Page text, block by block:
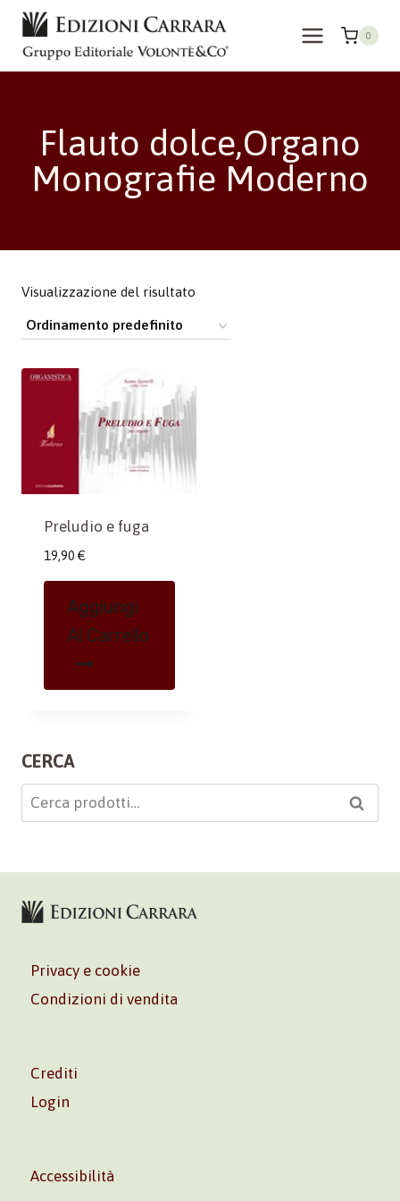
Salta
contenuto
0
Flauto dolce,Organo
Monografie Moderno
Visualizzazione del risultato
Preludio e fuga
19,90 €
Aggiungi
Al Carrello
CERCA
Cerca: Cerca
Privacy e cookie
Condizioni di vendita
Crediti
Login
Accessibilità